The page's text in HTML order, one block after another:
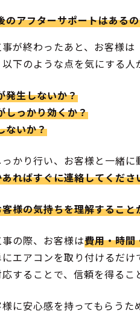
のアフターサポートはある
が終わったあと、お客様は
下のような点を気にする人
発生しないか？
しっかり効くか？
ないか？
かり行い、お客様と一緒
ればすぐに連絡してくださ
様の気持ちを理解すること
の際、お客様は費用・時間
エアコンを取り付けるだ
することで、信頼を得るこ
に安心感を持ってもらうた